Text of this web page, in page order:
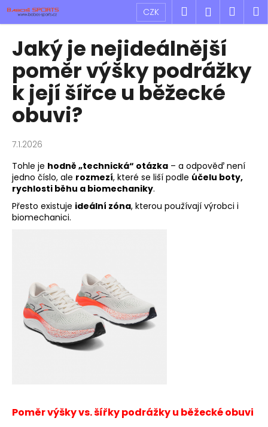
Přejít
obsah
CZK Hledat
Jaký je nejideálnější
poměr výšky podrážky
k její šířce u běžecké
obuvi?
7.1.2026
Tohle je hodně „technická“ otázka – a odpověď není
jedno číslo, ale rozmezí, které se liší podle účelu boty,
rychlosti běhu a biomechaniky.
Přesto existuje ideální zóna, kterou používají výrobci i
biomechanici.
Poměrvýšky vs. šířky podrážkyu běžecké obuvi
K
o
C
o
p
o
t
ř
e
b
u
j
e
HLEDAT